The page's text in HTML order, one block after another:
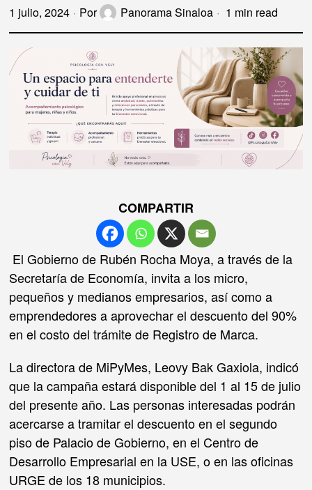
1 julio, 2024 Por Panorama Sinaloa 1 min read
COMPARTIR
El Gobierno de Rubén Rocha Moya, a través de la
Secretaría de Economía, invita a los micro,
pequeños y medianos empresarios, así como a
emprendedores a aprovechar el descuento del 90%
en el costo del trámite de Registro de Marca.
La directora de MiPyMes, Leovy Bak Gaxiola, indicó
que la campaña estará disponible del 1 al 15 de julio
del presente año. Las personas interesadas podrán
acercarse a tramitar el descuento en el segundo
piso de Palacio de Gobierno, en el Centro de
Desarrollo Empresarial en la USE, o en las oficinas
URGE de los 18 municipios.